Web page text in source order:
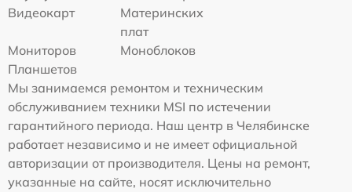
Видеокарт
Материнских
плат
Мониторов
Моноблоков
Планшетов
Мы занимаемся ремонтом и техническим
обслуживанием техники MSI по истечении
гарантийного периода. Наш центр в Челябинске
работает независимо и не имеет официальной
авторизации от производителя. Цены на ремонт,
указанные на сайте, носят исключительно